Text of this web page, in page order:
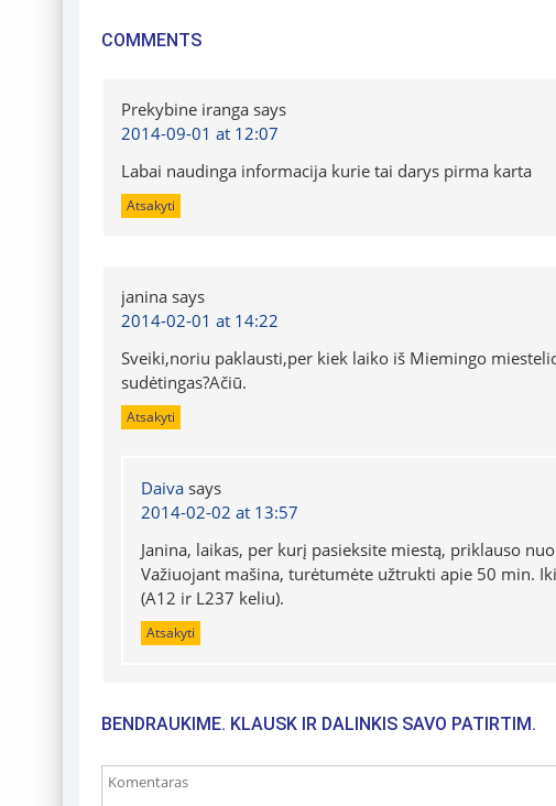
COMMENTS
Prekybine iranga says
2014-09-01 at 12:07
Labai naudinga informacija kurie tai darys pirma karta
Atsakyti
janina says
2014-02-01 at 14:22
Sveiki,noriu paklausti,per kiek laiko iš Miemingo
sudėtingas?Ačiū.
Atsakyti
Daiva says
2014-02-02 at 13:57
Janina, laikas, per kurį pasieksite miestą, priklauso
Važiuojant mašina, turėtumėte užtrukti apie 50 min.
(A12 ir L237 keliu).
Atsakyti
BENDRAUKIME. KLAUSK IR DALINKIS SAVO PATIRTIM.